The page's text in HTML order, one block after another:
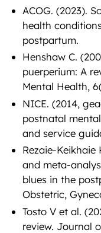
ACOG. (2023).
health
postpartum.
Henshaw C.
puerperium: A
Mental Health,
NICE. (2014,
postnatal
and service
Rezaie-
and meta-
blues in the
Obstetric,
Tosto V et al.
review. Journal